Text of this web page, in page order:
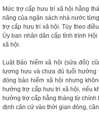
Mức trợ cấp hưu trí xã hội hằng
năng của ngân sách nhà nước
trợ cấp hưu trí xã hội. Tùy theo
Ủy ban nhân dân cấp tỉnh trình
xã hội.
Luật Bảo hiểm xã hội (sửa đổi)
lương hưu và chưa đủ tuổi hưởng
đóng bảo hiểm xã hội nhưng
hưởng trợ cấp hưu trí xã hội, nếu
hưởng trợ cấp hằng tháng từ
định căn cứ vào thời gian đóng,